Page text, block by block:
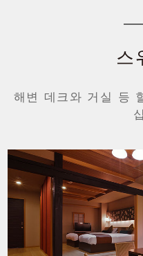
스
해변 데크와 거실 등